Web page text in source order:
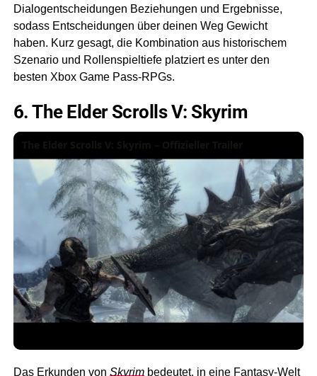
Dialogentscheidungen Beziehungen und Ergebnisse,
sodass Entscheidungen über deinen Weg Gewicht
haben. Kurz gesagt, die Kombination aus historischem
Szenario und Rollenspieltiefe platziert es unter den
besten Xbox Game Pass-RPGs.
6. The Elder Scrolls V: Skyrim
Das Erkunden von Skyrimbedeutet, in eine Fantasy-Welt